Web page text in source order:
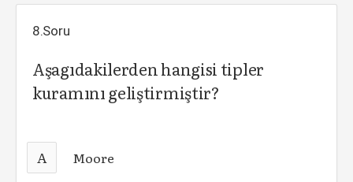
8.Soru
Aşagıdakilerden hangisi tipler
kuramını geliştirmiştir?
A Moore